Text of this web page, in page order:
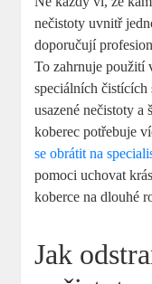
nečistoty uvnitř
doporučují
To zahrnuje použití
speciálních
usazené nečistoty a
koberec potřebuje
se obrátit na
pomoci uchovat
koberce na dlouhé
Jak